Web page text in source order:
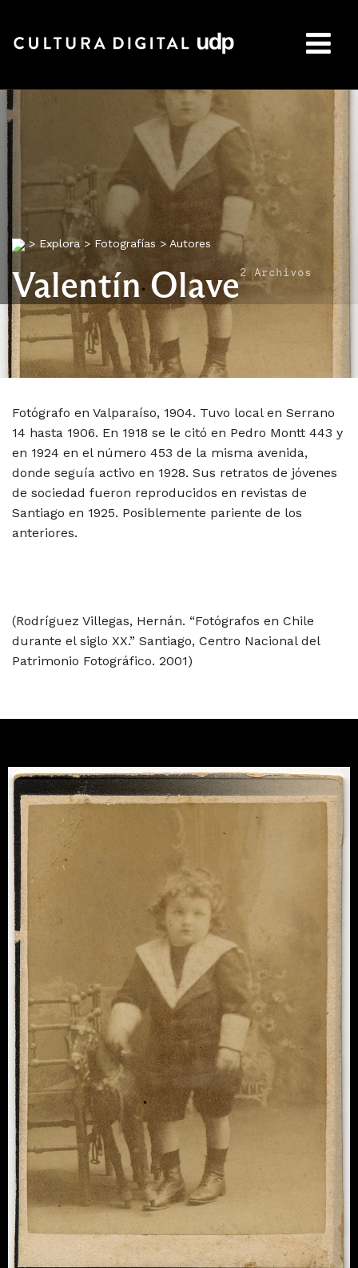
> Explora > Fotografías >Autores
Valentín Olave2 Archivos
Fotógrafo en Valparaíso, 1904. Tuvo local en Serrano
14 hasta 1906. En 1918 se le citó en Pedro Montt 443 y
en 1924 en el número 453 de la misma avenida,
donde seguía activo en 1928. Sus retratos de jóvenes
de sociedad fueron reproducidos en revistas de
Santiago en 1925. Posiblemente pariente de los
anteriores.
(Rodríguez Villegas, Hernán. “Fotógrafos en Chile
durante el siglo XX.” Santiago, Centro Nacional del
Patrimonio Fotográfico. 2001)